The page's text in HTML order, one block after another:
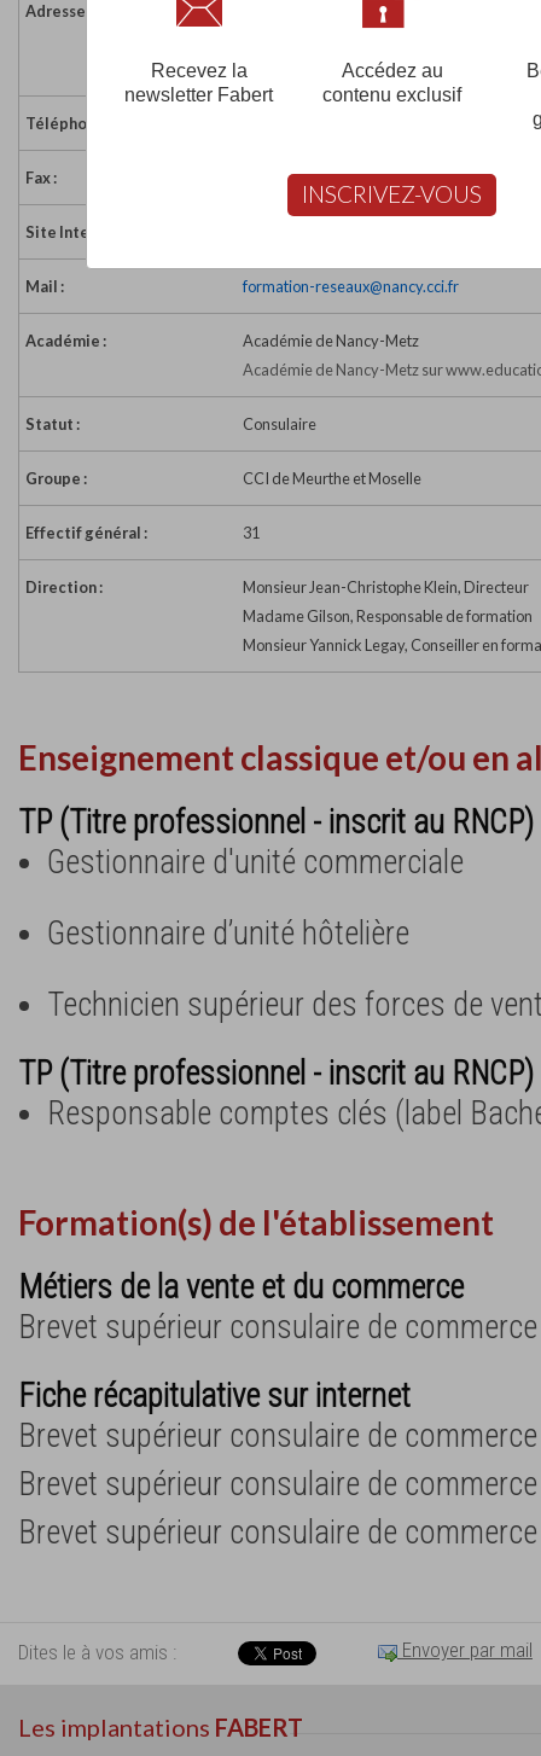
Adresse :
110 boulevard d'Austrasie
France
Téléphone :
Fax : 03 83 85 61 25
Site Internet :
Mail : formation-reseaux@nancy.cci.fr
Académie :
Académie de Nancy-Metz
Académie de Nancy-Metz sur
Statut : Consulaire
Groupe : CCI de Meurthe et Moselle
Effectif général : 31
Direction :
Monsieur Jean-Christophe Klein, Directeur
Madame Gilson, Responsable de formation
Monsieur Yannick Legay, Conseiller en
Enseignement classique et/ou en
TP (Titre professionnel - inscrit au RNCP)
Gestionnaire d'unité commerciale
Gestionnaire d’unité hôtelière
Technicien supérieur des forces de
TP (Titre professionnel - inscrit au RNCP)
Responsable comptes clés (label
Formation(s) de l'établissement
Métiers de la vente et du commerce
Brevet supérieur consulaire de
Fiche récapitulative sur internet
Brevet supérieur consulaire de
Brevet supérieur consulaire de
Brevet supérieur consulaire de
Dites le à vos amis : Envoyer par mail
Les implantations FABERT
Recevez la
newsletter Fabert
Accédez au
contenu exclusif
INSCRIVEZ-VOUS